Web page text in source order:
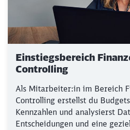
Einstiegsbereich
Controlling
Als Mitarbeiter:in im Bereich
Controlling erstellst du
Kennzahlen und analysierst
Entscheidungen und eine